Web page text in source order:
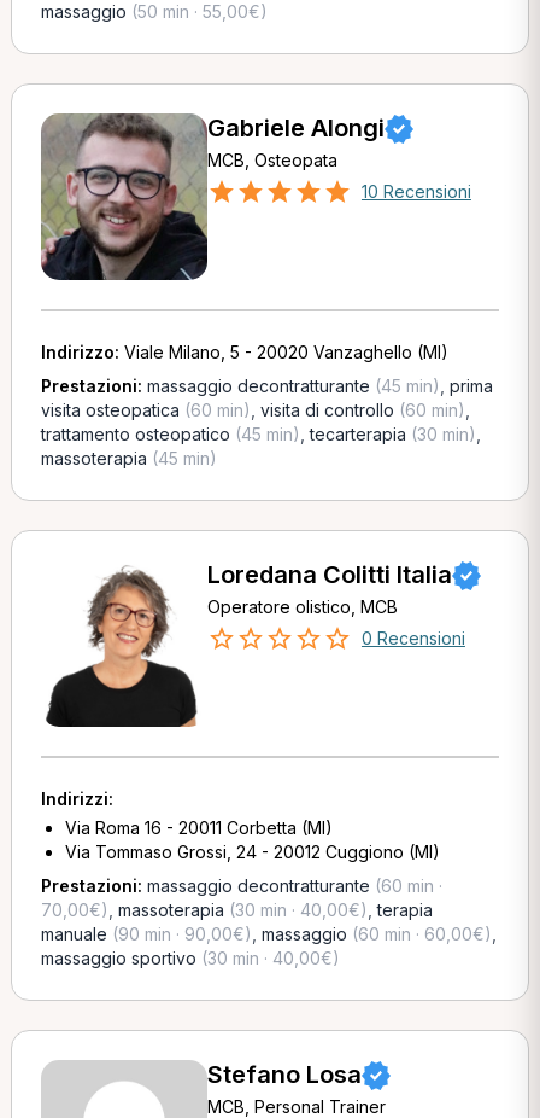
massaggio (50 min · 55,00€)
Gabriele Alongi
MCB, Osteopata
10 Recensioni
Indirizzo: Viale Milano, 5 - 20020 Vanzaghello (MI)
Prestazioni: massaggio decontratturante (45 min) prima
visita osteopatica (60 min) visita di controllo (60 min)
trattamento osteopatico (45 min) ,tecarterapia (30 min)
massoterapia (45 min)
Loredana Colitti Italia
Operatore olistico, MCB
0 Recensioni
Indirizzi:
Via Roma 16 - 20011 Corbetta (MI)
Via Tommaso Grossi, 24 - 20012 Cuggiono (MI)
Prestazioni: massaggio decontratturante (60 min ·
70,00€) massoterapia (30 min · 40,00€) ,terapia
manuale (90 min · 90,00€) massaggio (60 min · 60,00€)
massaggio sportivo (30 min · 40,00€)
Stefano Losa
MCB, Personal Trainer